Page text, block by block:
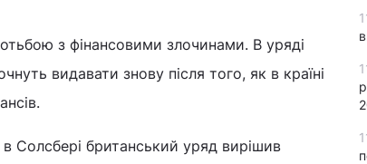
з фінансовими злочинами. В уряді
видавати знову після того, як в країні
Солсбері британський уряд вирішив